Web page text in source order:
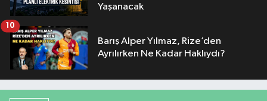
Yaşanacak
Barış Alper Yılmaz, Rize’den
Ayrılırken Ne Kadar Haklıydı?
10